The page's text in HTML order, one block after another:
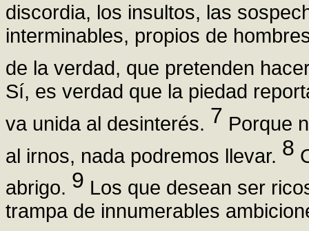
discordia, los insultos, las
interminables, propios de
de la verdad, que pretenden
Sí, es verdad que la piedad
va unida al desinterés. 7 Porque
al irnos, nada podremos llevar. 8
abrigo. 9 Los que desean ser
trampa de innumerables